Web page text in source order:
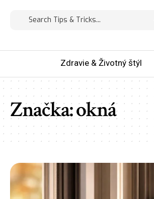
Zdravie & Životný štýl
Značka:okná